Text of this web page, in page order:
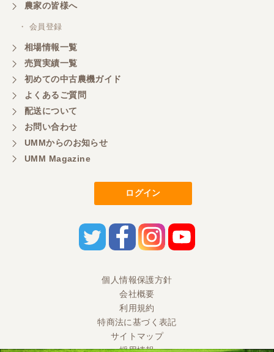
農家の皆様へ
・ 会員登録
相場情報一覧
売買実績一覧
初めての中古農機ガイド
よくあるご質問
配送について
お問い合わせ
UMMからのお知らせ
UMM Magazine
ログイン
個人情報保護方針
会社概要
利用規約
特商法に基づく表記
サイトマップ